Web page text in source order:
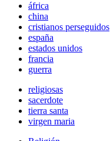
áfrica
china
cristianos perseguidos
españa
estados unidos
francia
guerra
religiosas
sacerdote
tierra santa
virgen maria